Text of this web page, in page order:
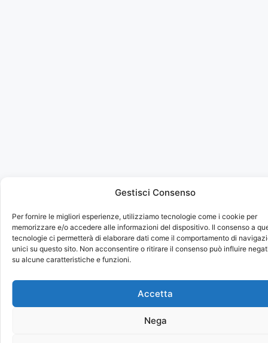
Gestisci Consenso
Per fornire le migliori esperienze, utilizziamo tecnologie come i cookie per
memorizzare e/o accedere alle informazioni del dispositivo. Il consenso a
tecnologie ci permetterà di elaborare dati come il comportamento di
unici su questo sito. Non acconsentire o ritirare il consenso può influire
su alcune caratteristiche e funzioni.
Accetta
Nega